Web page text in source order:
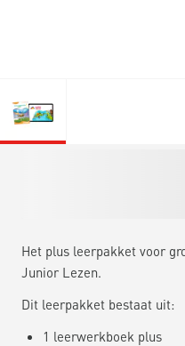
Het plus leerpakket voor
Junior Lezen.
Dit leerpakket bestaat uit:
1 leerwerkboek plus